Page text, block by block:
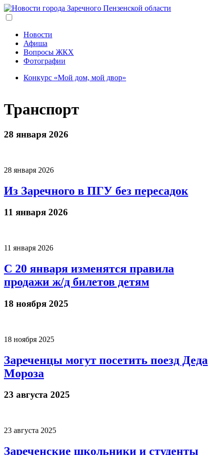
Перейти
к
содержанию
Новости
Афиша
Вопросы ЖКХ
Фотографии
Конкурс «Мой дом, мой двор»
Транспорт
28 января 2026
28 января 2026
Из Заречного в ПГУ без пересадок
11 января 2026
11 января 2026
С 20 января изменятся правила
продажи ж/д билетов детям
18 ноября 2025
18 ноября 2025
Зареченцы могут посетить поезд Деда
Мороза
23 августа 2025
23 августа 2025
Зареченские школьники и студенты